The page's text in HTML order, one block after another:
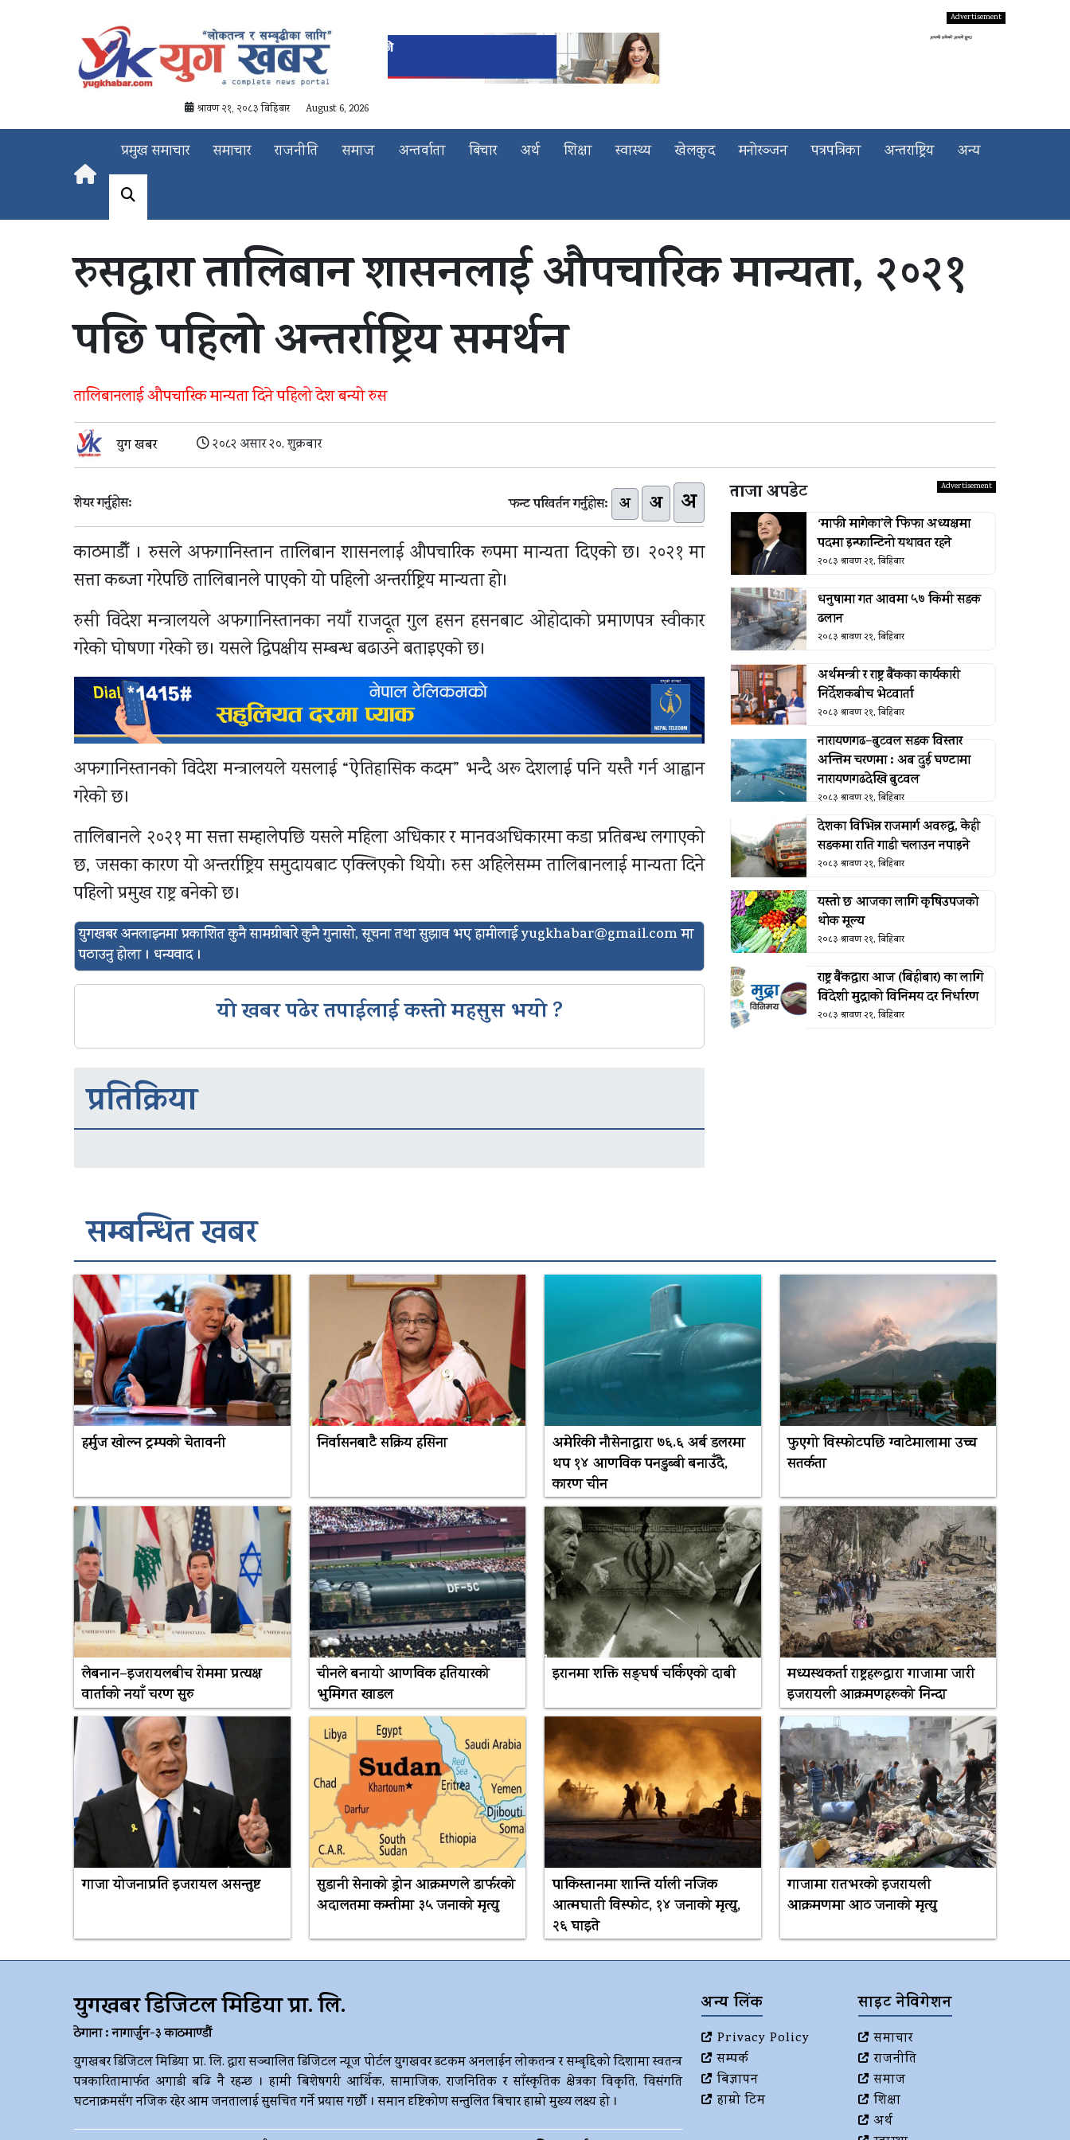
श्रावण २१, २०८३ बिहिबार August 6, 2026
प्रमुख समाचार समाचार राजनीति समाज अन्तर्वाता बिचार अर्थ शिक्षा स्वास्थ्य खेलकुद मनोरञ्जन पत्रपत्रिका अन्तराष्ट्रिय अन्य
रुसद्वारा तालिबान शासनलाई औपचारिक मान्यता, २०२१
पछि पहिलो अन्तर्राष्ट्रिय समर्थन
तालिबानलाई औपचारिक मान्यता दिने पहिलो देश बन्यो रुस
युग खबर २०८२ असार २०, शुक्रबार
शेयर गर्नुहोस: फन्ट परिवर्तन गर्नुहोस: अ अ अ
काठमाडौँ । रुसले अफगानिस्तान तालिबान शासनलाई औपचारिक रूपमा मान्यता दिएको छ। २०२१ मा
सत्ता कब्जा गरेपछि तालिबानले पाएको यो पहिलो अन्तर्राष्ट्रिय मान्यता हो।
रुसी विदेश मन्त्रालयले अफगानिस्तानका नयाँ राजदूत गुल हसन हसनबाट ओहोदाको प्रमाणपत्र स्वीकार
गरेको घोषणा गरेको छ। यसले द्विपक्षीय सम्बन्ध बढाउने बताइएको छ।
अफगानिस्तानको विदेश मन्त्रालयले यसलाई “ऐतिहासिक कदम” भन्दै अरू देशलाई पनि यस्तै गर्न आह्वान
गरेको छ।
तालिबानले २०२१ मा सत्ता सम्हालेपछि यसले महिला अधिकार र मानवअधिकारमा कडा प्रतिबन्ध लगाएको
छ, जसका कारण यो अन्तर्राष्ट्रिय समुदायबाट एक्लिएको थियो। रुस अहिलेसम्म तालिबानलाई मान्यता दिने
पहिलो प्रमुख राष्ट्र बनेको छ।
युगखबर अनलाइनमा प्रकाशित कुनै सामग्रीबारे कुनै गुनासो, सूचना तथा सुझाव भए हामीलाईyugkhabar@gmail.comमा
पठाउनु होला । धन्यवाद ।
यो खबर पढेर तपाईलाई कस्तो महसुस भयो ?
प्रतिक्रिया
ताजा अपडेट
‘माफी मागेका’ले फिफा अध्यक्षमा
पदमा इन्फान्टिनो यथावत रहने
२०८३ श्रावण २१, बिहिबार
धनुषामा गत आवमा ५७ किमी सडक
ढलान
२०८३ श्रावण २१, बिहिबार
अर्थमन्त्री र राष्ट्र बैंकका कार्यकारी
निर्देशकबीच भेटवार्ता
२०८३ श्रावण २१, बिहिबार
नारायणगढ–बुटवल सडक विस्तार
अन्तिम चरणमा : अब दुई घण्टामा
नारायणगढदेखि बुटवल
२०८३ श्रावण २१, बिहिबार
देशका विभिन्न राजमार्ग अवरुद्ध, केही
सडकमा राति गाडी चलाउन नपाइने
२०८३ श्रावण २१, बिहिबार
यस्तो छ आजका लागि कृषिउपजको
थोक मूल्य
२०८३ श्रावण २१, बिहिबार
राष्ट्र बैंकद्धारा आज (बिहीबार) का लागि
विदेशी मुद्राको विनिमय दर निर्धारण
२०८३ श्रावण २१, बिहिबार
सम्बन्धित खबर
हर्मुज खोल्न ट्रम्पको चेतावनी निर्वासनबाटै सक्रिय हसिना
अमेरिकी नौसेनाद्वारा ७६.६ अर्ब डलरमा
थप १४ आणविक पनडुब्बी बनाउँदै,
कारण चीन
फुएगो विस्फोटपछि ग्वाटेमालामा उच्च
सतर्कता
लेबनान–इजरायलबीच रोममा प्रत्यक्ष
वार्ताको नयाँ चरण सुरु
चीनले बनायो आणविक हतियारको
भुमिगत खाडल
इरानमा शक्ति सङ्घर्ष चर्किएको दाबी
मध्यस्थकर्ता राष्ट्रहरूद्वारा गाजामा जारी
इजरायली आक्रमणहरूको निन्दा
गाजा योजनाप्रति इजरायल असन्तुष्ट
सुडानी सेनाको ड्रोन आक्रमणले डार्फरको
अदालतमा कम्तीमा ३५ जनाको मृत्यु
पाकिस्तानमा शान्ति र्याली नजिक
आत्मघाती विस्फोट, १४ जनाको मृत्यु,
२६ घाइते
गाजामा रातभरको इजरायली
आक्रमणमा आठ जनाको मृत्यु
युगखबर डिजिटल मिडिया प्रा. लि.
ठेगाना : नागार्जुन-३ काठमाण्डौं
युगखबर डिजिटल मिडिया प्रा. लि. द्धारा सञ्चालित डिजिटल न्यूज पोर्टल युगखवर डटकम अनलाईन लोकतन्त्र र सम्बृद्दिको दिशामा स्वतन्त्र
पत्रकारितामार्फत अगाडी बढि नै रहन्छ । हामी बिशेषगरी आर्थिक, सामाजिक, राजनितिक र साँस्कृतिक क्षेत्रका विकृति, विसंगति
घटनाक्रमसँग नजिक रहेर आम जनतालाई सुसचित गर्ने प्रयास गर्छौ । समान दृष्टिकोण सन्तुलित बिचार हाम्रो मुख्य लक्ष्य हो ।
अन्य लिंक
Privacy Policy
सम्पर्क
बिज्ञापन
हाम्रो टिम
साइट नेविगेशन
समाचार
राजनीति
समाज
शिक्षा
अर्थ